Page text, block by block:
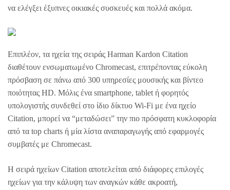
να ελέγξει έξυπνες οικιακές συσκευές και πολλά ακόμα.
Επιπλέον, τα ηχεία της σειράς Harman Kardon Citation
διαθέτουν ενσωματωμένο Chromecast, επιτρέποντας εύκολη
πρόσβαση σε πάνω από 300 υπηρεσίες μουσικής και βίντεο
ποιότητας HD. Μόλις ένα smartphone, tablet ή φορητός
υπολογιστής συνδεθεί στο ίδιο δίκτυο Wi-Fi με ένα ηχείο
Citation, μπορεί να “μεταδώσει” την πιο πρόσφατη κυκλοφορία
από τα top charts ή μία λίστα αναπαραγωγής από εφαρμογές
συμβατές με Chromecast.
Η σειρά ηχείων Citation αποτελείται από διάφορες επιλογές
ηχείων για την κάλυψη των αναγκών κάθε ακροατή,